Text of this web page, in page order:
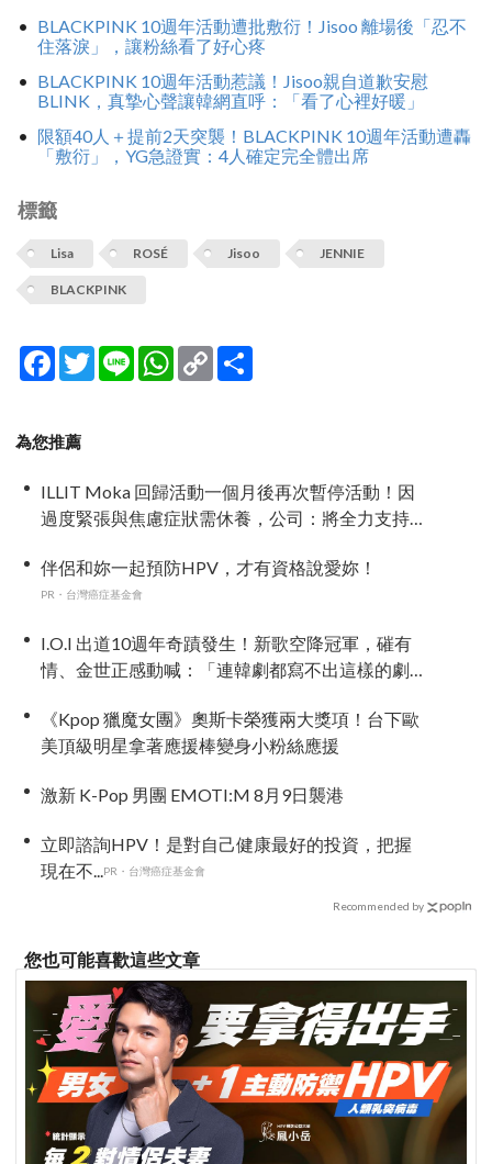
BLACKPINK 10週年活動遭批敷衍！Jisoo 離場後「忍不
住落淚」，讓粉絲看了好心疼
BLACKPINK 10週年活動惹議！Jisoo親自道歉安慰
BLINK，真摯心聲讓韓網直呼：「看了心裡好暖」
限額40人＋提前2天突襲！BLACKPINK 10週年活動遭轟
「敷衍」，YG急證實：4人確定完全體出席
標籤
Lisa ROSÉ Jisoo JENNIE
BLACKPINK
Facebook
TwitterLine WhatsApp
Copy
Link
為您推薦
ILLIT Moka 回歸活動一個月後再次暫停活動！因
過度緊張與焦慮症狀需休養，公司：將全力支持
伴侶和妳一起預防HPV，才有資格說愛妳！
PR・台灣癌症基金會
I.O.I 出道10週年奇蹟發生！新歌空降冠軍，磪有
情、金世正感動喊：「連韓劇都寫不出這樣的劇
《Kpop 獵魔女團》奧斯卡榮獲兩大獎項！台下歐
美頂級明星拿著應援棒變身小粉絲應援
激新 K-Pop 男團 EMOTI:M 8月9日襲港
立即諮詢HPV！是對自己健康最好的投資，把握
現在不...PR・台灣癌症基金會
Recommended by
您也可能喜歡這些文章